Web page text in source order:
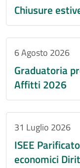
Chiusure
6 Agosto 2026
Graduatoria
Affitti 2026
31 Luglio 2026
ISEE
economici